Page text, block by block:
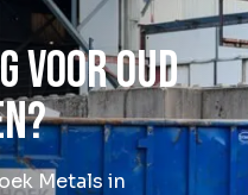
voor oud
Metals in